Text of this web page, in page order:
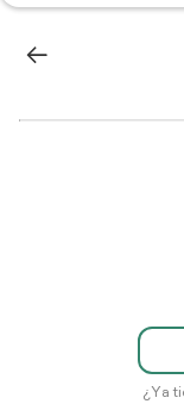
¿Ya